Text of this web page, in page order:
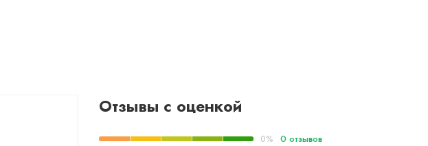
Отзывы с оценкой
0% 0 отзывов